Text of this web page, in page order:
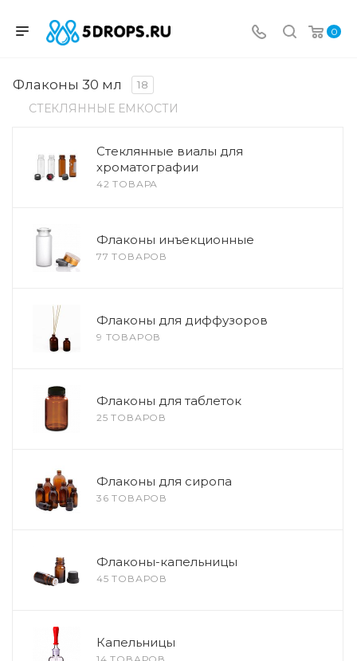
0
Флаконы 30 мл 18
СТЕКЛЯННЫЕ ЕМКОСТИ
Стеклянные виалы для
хроматографии
42 ТОВАРА
Флаконы инъекционные
77 ТОВАРОВ
Флаконы для диффузоров
9 ТОВАРОВ
Флаконы для таблеток
25 ТОВАРОВ
Флаконы для сиропа
36 ТОВАРОВ
Флаконы-капельницы
45 ТОВАРОВ
Капельницы